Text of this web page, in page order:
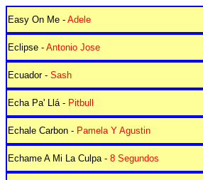
Easy On Me - Adele
Eclipse - Antonio Jose
Ecuador - Sash
Echa Pa' Llá - Pitbull
Echale Carbon - Pamela Y Agustin
Echame A Mi La Culpa - 8 Segundos